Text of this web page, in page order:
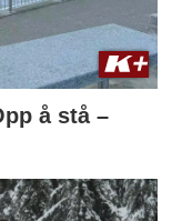
å stå –